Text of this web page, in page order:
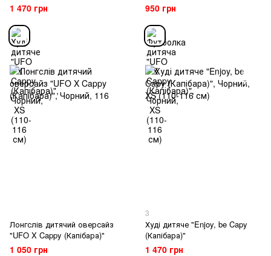
1 470 грн 950 грн
Лонгслів дитячий оверсайз
"UFO X Cappy (Капібара)"
1 050 грн
3
Худі дитяче "Enjoy, be Capy
(Капібара)"
1 470 грн